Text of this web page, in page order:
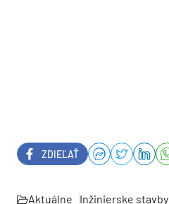
ZDIEĽAŤ
Aktuálne Inžinierske stavby